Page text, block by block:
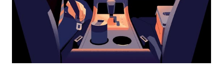
選
択
す。